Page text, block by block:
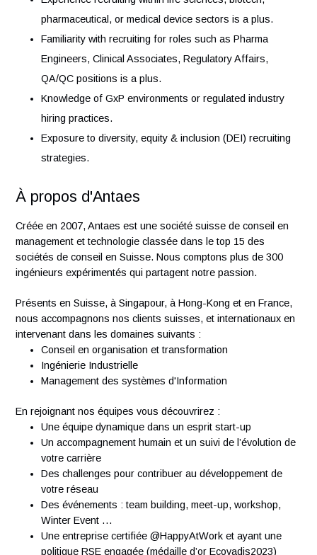
organizational skills.
Ability to build strong relationships with both
and internal stakeholders.
Bachelor's degree in Human Resources, Business,
Sciences, or a related field (or equivalent experience).
Preferred Qualifications
pharmaceutical, or medical device sectors is a plus.
Familiarity with recruiting for roles such as Pharma
Engineers, Clinical Associates, Regulatory Affairs,
QA/QC positions is a plus.
hiring practices.
Exposure to diversity, equity & inclusion (DEI)
strategies.
Créée en 2007, Antaes est une société suisse de conseil
management et technologie classée dans le top 15 des
sociétés de conseil en Suisse. Nous comptons plus de 300
ingénieurs expérimentés qui partagent notre passion.
Présents en Suisse, à Singapour, à Hong-Kong et en
nous accompagnons nos clients suisses, et internationaux
intervenant dans les domaines suivants :